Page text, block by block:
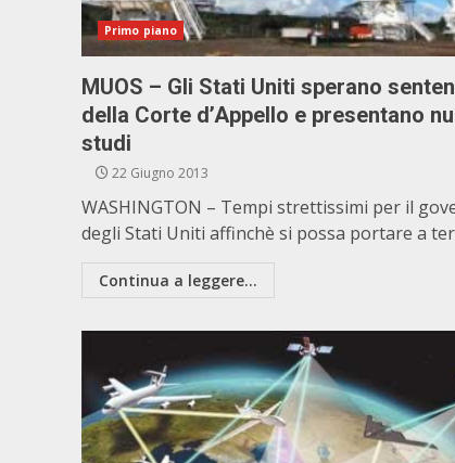
Primo piano
MUOS – Gli Stati Uniti sperano
della Corte d’Appello e presentano
studi
22 Giugno 2013
WASHINGTON – Tempi strettissimi per il
degli Stati Uniti affinchè si possa portare a
Continua a leggere...